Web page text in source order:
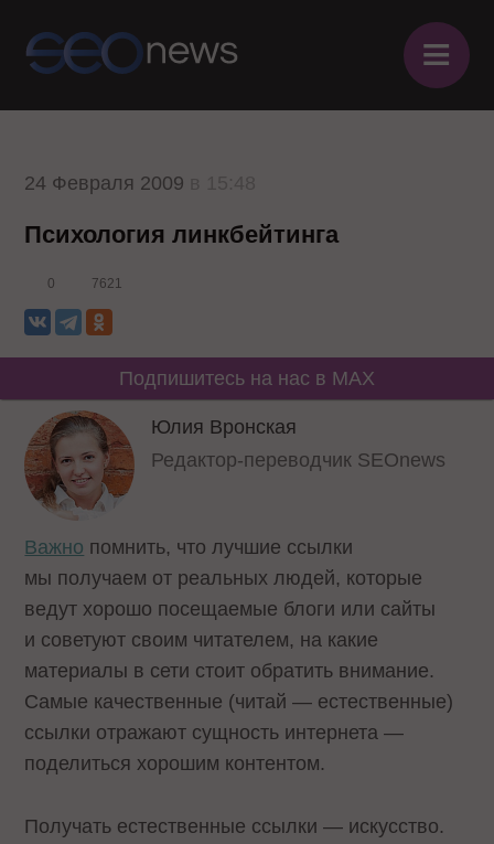
≡
24 Февраля 2009
Психология линкбейтинга
0 7621
Подпишитесь на нас в MAX
Юлия Вронская
Редактор-переводчик SEOnews
Важно помнить, что лучшие ссылки
мы получаем от реальных людей, которые
ведут хорошо посещаемые блоги или сайты
и советуют своим читателем, на какие
материалы в сети стоит обратить внимание.
Самые качественные (читай — естественные)
ссылки отражают сущность интернета —
поделиться хорошим контентом.
Получать естественные ссылки — искусство.